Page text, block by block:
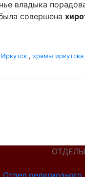
владыка
совершена
Иркутск , храмы иркутска
ОТДЕЛЫ
Отдел религиозного